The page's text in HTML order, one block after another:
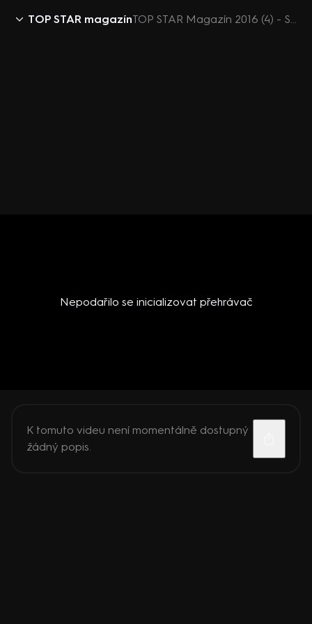
TOP STAR magazín TOP STAR Magazín 2016 (4) - Sharlota - Host ve studiu
Nepodařilo se inicializovat přehrávač
K tomuto videu není momentálně dostupný
žádný popis.